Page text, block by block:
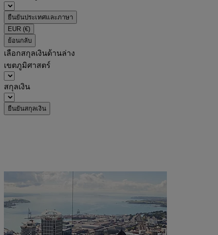
ยืนยันประเทศและภาษา
EUR (€)
ย้อนกลับ
เลือกสกุลเงินด้านล่าง
เขตภูมิศาสตร์
สกุลเงิน
ยืนยันสกุลเงิน